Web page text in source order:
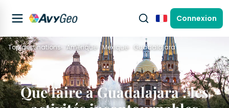
FrançaisConnexion
Top destinations Amérique Mexique Guadalajara
Que faire à Guadalajara : les